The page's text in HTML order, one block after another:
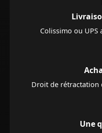
Colissimo ou UPS
Droit de rétractation
Une